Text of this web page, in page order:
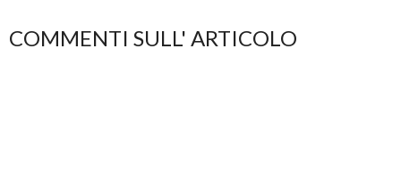
COMMENTI SULL' ARTICOLO